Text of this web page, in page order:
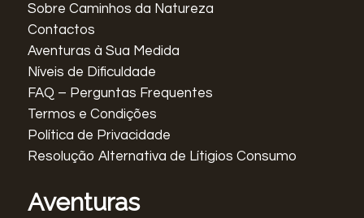
Sobre Caminhos da Natureza
Contactos
Aventuras à Sua Medida
Níveis de Dificuldade
FAQ – Perguntas Frequentes
Termos e Condições
Política de Privacidade
Resolução Alternativa de Lítigios Consumo
Aventuras